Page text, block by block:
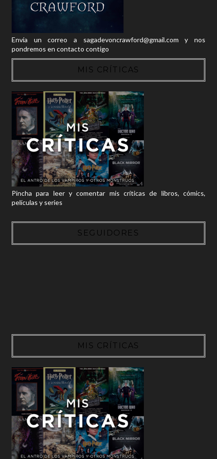
Envía un correo a sagadevoncrawford@gmail.com y nos
pondremos en contacto contigo
MIS CRÍTICAS
Pincha para leer y comentar mis críticas de libros, cómics,
películas y series
SEGUIDORES
MIS CRÍTICAS